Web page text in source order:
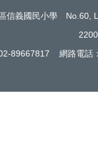
信義國民小學 No.60,
89667817 網路電